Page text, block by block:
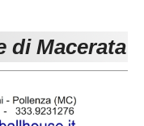
Carica la tua Rosa
di Macerata